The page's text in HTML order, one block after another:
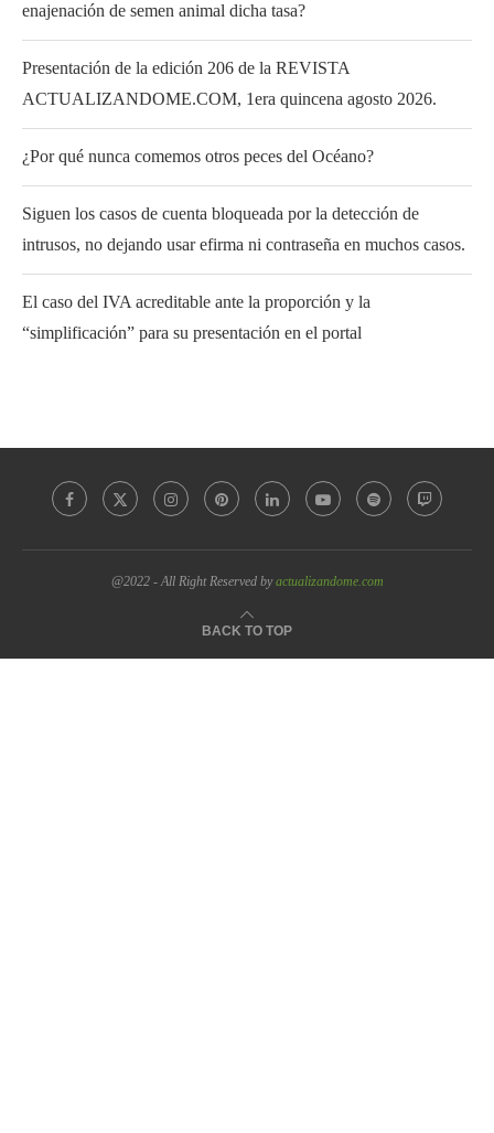
enajenación de semen animal dicha tasa?
Presentación de la edición 206 de la REVISTA
ACTUALIZANDOME.COM, 1era quincena agosto 2026.
¿Por qué nunca comemos otros peces del Océano?
Siguen los casos de cuenta bloqueada por la detección de
intrusos, no dejando usar efirma ni contraseña en muchos casos.
El caso del IVA acreditable ante la proporción y la
“simplificación” para su presentación en el portal
@2022 - All Right Reserved byactualizandome.com
BACK TO TOP